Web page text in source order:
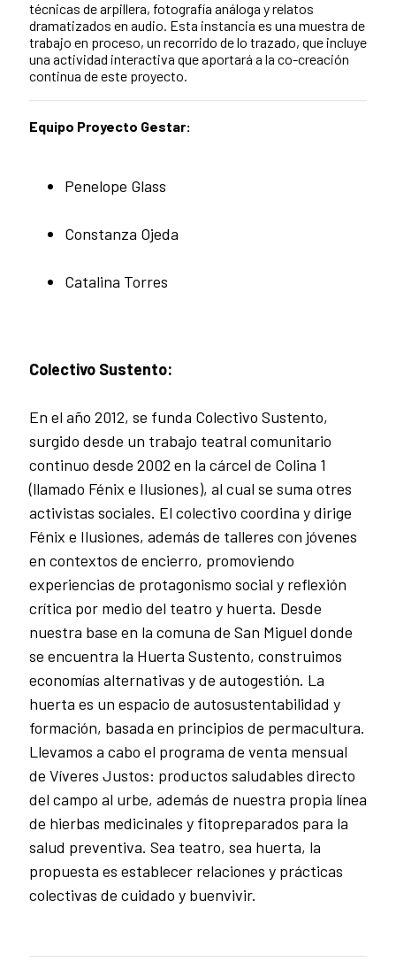
técnicas de arpillera, fotografía análoga y relatos
dramatizados en audio. Esta instancia es una muestra de
trabajo en proceso, un recorrido de lo trazado, que incluye
una actividad interactiva que aportará a la co-creación
continua de este proyecto.
Equipo Proyecto Gestar:
Penelope Glass
Constanza Ojeda
Catalina Torres
Colectivo Sustento:
En el año 2012, se funda Colectivo Sustento,
surgido desde un trabajo teatral comunitario
continuo desde 2002 en la cárcel de Colina 1
(llamado Fénix e Ilusiones), al cual se suma otres
activistas sociales. El colectivo coordina y dirige
Fénix e Ilusiones, además de talleres con jóvenes
en contextos de encierro, promoviendo
experiencias de protagonismo social y reflexión
crítica por medio del teatro y huerta. Desde
nuestra base en la comuna de San Miguel donde
se encuentra la Huerta Sustento, construimos
economías alternativas y de autogestión. La
huerta es un espacio de autosustentabilidad y
formación, basada en principios de permacultura.
Llevamos a cabo el programa de venta mensual
de Víveres Justos: productos saludables directo
del campo al urbe, además de nuestra propia línea
de hierbas medicinales y fitopreparados para la
salud preventiva. Sea teatro, sea huerta, la
propuesta es establecer relaciones y prácticas
colectivas de cuidado y buenvivir.